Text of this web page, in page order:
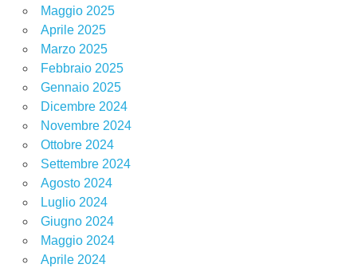
Maggio 2025
Aprile 2025
Marzo 2025
Febbraio 2025
Gennaio 2025
Dicembre 2024
Novembre 2024
Ottobre 2024
Settembre 2024
Agosto 2024
Luglio 2024
Giugno 2024
Maggio 2024
Aprile 2024